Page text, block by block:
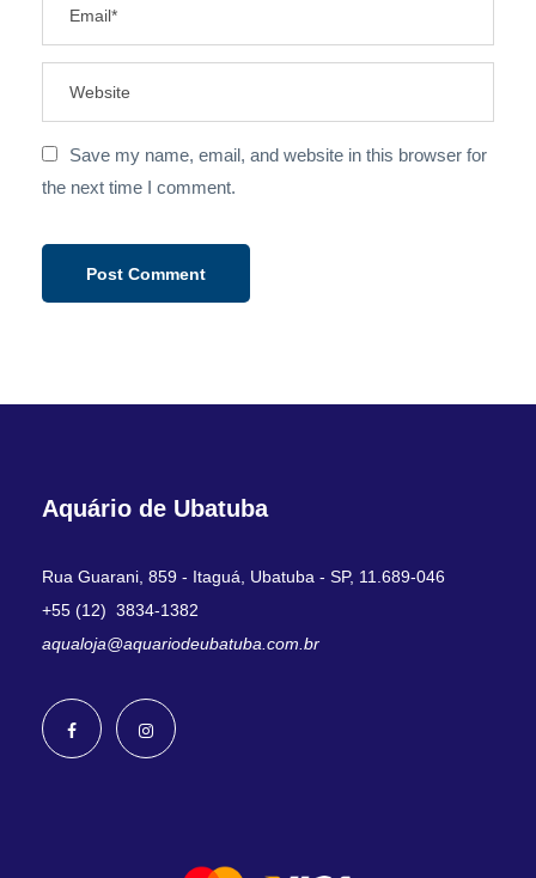
Save my name, email, and website in this browser for
the next time I comment.
Aquário de Ubatuba
Rua Guarani, 859 - Itaguá, Ubatuba - SP, 11.689-046
+55 (12) 3834-1382
aqualoja@aquariodeubatuba.com.br